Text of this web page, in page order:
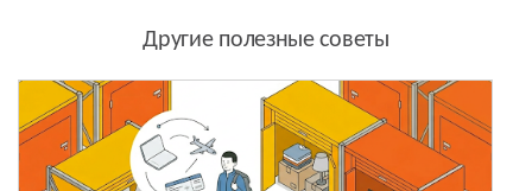
Другие полезные советы